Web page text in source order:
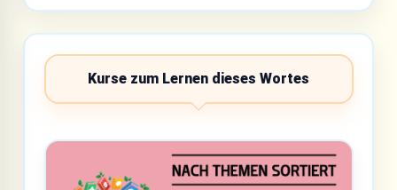
Kurse zum Lernen dieses Wortes